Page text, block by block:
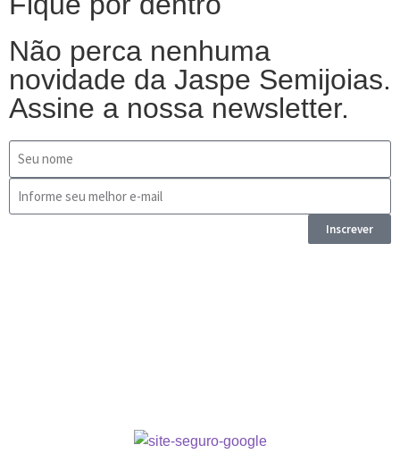
Não perca nenhuma
novidade da Jaspe Semijoias.
Assine a nossa newsletter.
Inscrever